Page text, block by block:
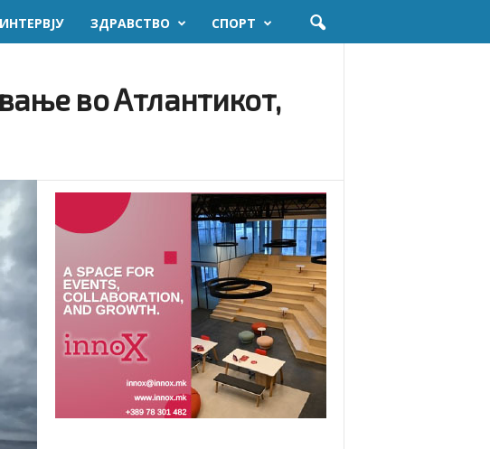
ИНТЕРВЈУ ЗДРАВСТВО СПОРТ
во Атлантикот,